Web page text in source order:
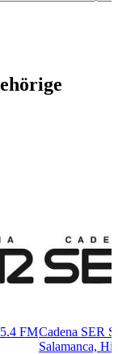
FMCadena SER
Salamanca,